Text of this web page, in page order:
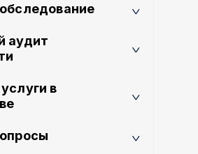
аудит
в